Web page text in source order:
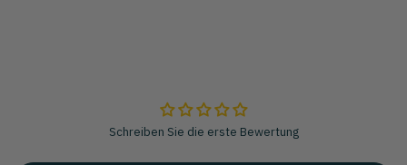
Schreiben Sie die erste Bewertung